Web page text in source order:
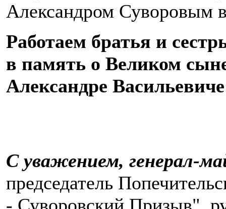
Александром Суворовым
Работаем братья и
в память о Великом
Александре
С уважением, генерал-
председатель